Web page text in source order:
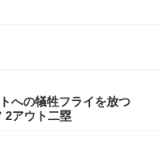
への犠牲フライを放つ
2アウト二塁